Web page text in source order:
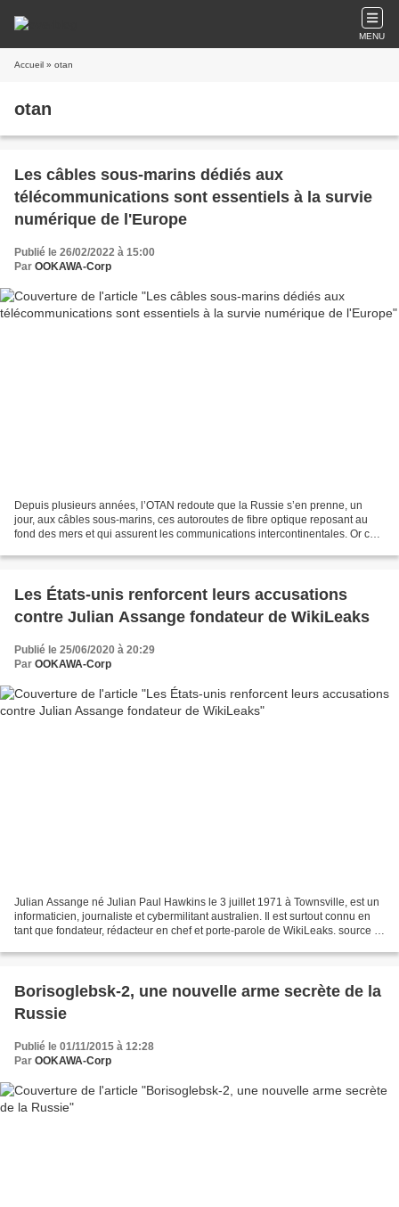
MENU
Accueil » otan
otan
Les câbles sous-marins dédiés aux
télécommunications sont essentiels à la survie
numérique de l'Europe
Publié le 26/02/2022 à 15:00
Par OOKAWA-Corp
Depuis plusieurs années, l’OTAN redoute que la Russie s’en prenne, un
jour, aux câbles sous-marins, ces autoroutes de fibre optique reposant au
fond des mers et qui assurent les communications intercontinentales. Or ces
Les États-unis renforcent leurs accusations
contre Julian Assange fondateur de WikiLeaks
Publié le 25/06/2020 à 20:29
Par OOKAWA-Corp
Julian Assange né Julian Paul Hawkins le 3 juillet 1971 à Townsville, est un
informaticien, journaliste et cybermilitant australien. Il est surtout connu en
tant que fondateur, rédacteur en chef et porte-parole de WikiLeaks. source :
Borisoglebsk-2, une nouvelle arme secrète de la
Russie
Publié le 01/11/2015 à 12:28
Par OOKAWA-Corp